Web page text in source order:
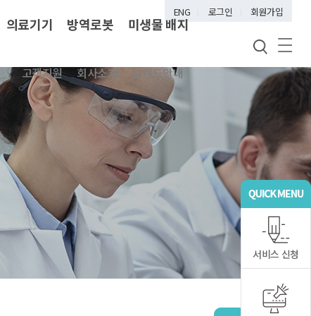
ENG 로그인 회원가입
의료기기 방역로봇 미생물 배지
브랜드안내
회사소개
고객지원
서비스 신청